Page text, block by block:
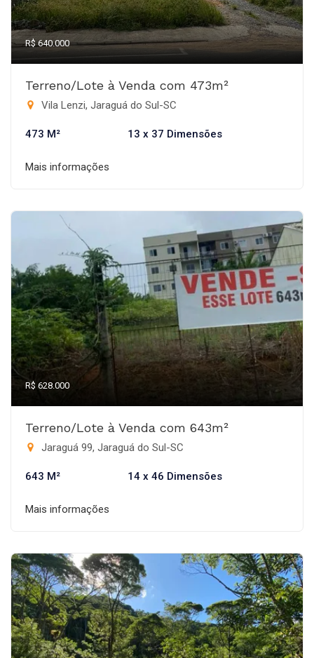
R$ 640.000
Terreno/Lote à Venda com 473m²
Vila Lenzi, Jaraguá do Sul-SC
473 M² 13 x 37 Dimensões
Mais informações
R$ 628.000
Terreno/Lote à Venda com 643m²
Jaraguá 99, Jaraguá do Sul-SC
643 M² 14 x 46 Dimensões
Mais informações